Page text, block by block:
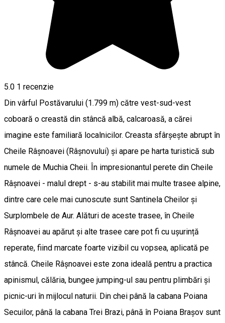
5.0 1 recenzie
Din vârful Postăvarului (1.799 m) către vest-sud-vest
coboară o creastă din stâncă albă, calcaroasă, a cărei
imagine este familiară localnicilor. Creasta sfârșește abrupt în
Cheile Râșnoavei (Râșnovului) și apare pe harta turistică sub
numele de Muchia Cheii. În impresionantul perete din Cheile
Râșnoavei - malul drept - s-au stabilit mai multe trasee alpine,
dintre care cele mai cunoscute sunt Santinela Cheilor și
Surplombele de Aur. Alături de aceste trasee, în Cheile
Râșnoavei au apărut și alte trasee care pot fi cu ușurință
reperate, fiind marcate foarte vizibil cu vopsea, aplicată pe
stâncă. Cheile Râşnoavei este zona ideală pentru a practica
apinismul, călăria, bungee jumping-ul sau pentru plimbări și
picnic-uri în mijlocul naturii. Din chei până la cabana Poiana
Secuilor, până la cabana Trei Brazi, până în Poiana Brașov sunt